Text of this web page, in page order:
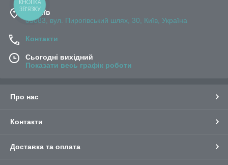
м. Київ
03083, вул. Пирогівський шлях, 30, Київ, Україна
Контакти
Сьогодні вихідний
Показати весь графік роботи
Про нас
Контакти
Доставка та оплата
КНОПКА
ЗВ'ЯЗКУ